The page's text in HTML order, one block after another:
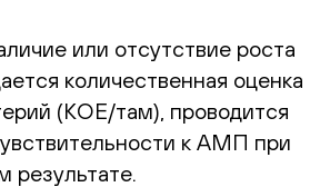
или отсутствие роста
количественная оценка
(КОЕ/там), проводится
к АМП при
результате.